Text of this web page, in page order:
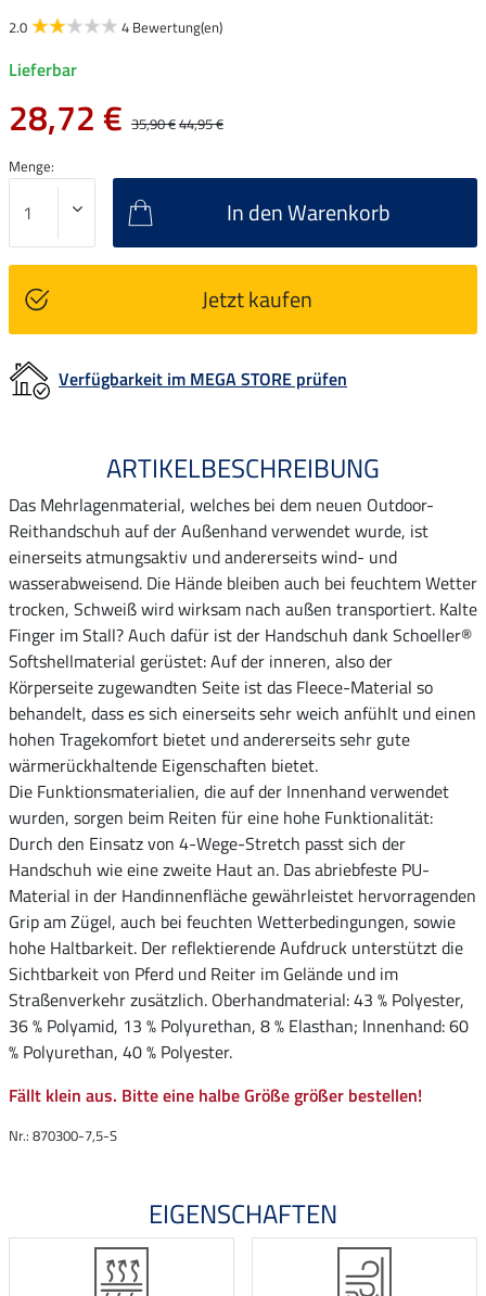
2.0 4 Bewertung(en)
Lieferbar
28,72 € 35,90 €44,95 €
Menge:
In den Warenkorb
Jetzt kaufen
Verfügbarkeit im MEGA STORE prüfen
ARTIKELBESCHREIBUNG
Das Mehrlagenmaterial, welches bei dem neuen Outdoor-
Reithandschuh auf der Außenhand verwendet wurde, ist
einerseits atmungsaktiv und andererseits wind- und
wasserabweisend. Die Hände bleiben auch bei feuchtem Wetter
trocken, Schweiß wird wirksam nach außen transportiert. Kalte
Finger im Stall? Auch dafür ist der Handschuh dank Schoeller®
Softshellmaterial gerüstet: Auf der inneren, also der
Körperseite zugewandten Seite ist das Fleece-Material so
behandelt, dass es sich einerseits sehr weich anfühlt und einen
hohen Tragekomfort bietet und andererseits sehr gute
wärmerückhaltende Eigenschaften bietet.
Die Funktionsmaterialien, die auf der Innenhand verwendet
wurden, sorgen beim Reiten für eine hohe Funktionalität:
Durch den Einsatz von 4-Wege-Stretch passt sich der
Handschuh wie eine zweite Haut an. Das abriebfeste PU-
Material in der Handinnenfläche gewährleistet hervorragenden
Grip am Zügel, auch bei feuchten Wetterbedingungen, sowie
hohe Haltbarkeit. Der reflektierende Aufdruck unterstützt die
Sichtbarkeit von Pferd und Reiter im Gelände und im
Straßenverkehr zusätzlich. Oberhandmaterial: 43 % Polyester,
36 % Polyamid, 13 % Polyurethan, 8 % Elasthan; Innenhand: 60
% Polyurethan, 40 % Polyester.
Fällt klein aus. Bitte eine halbe Größe größer bestellen!
Nr.: 870300-7,5-S
EIGENSCHAFTEN